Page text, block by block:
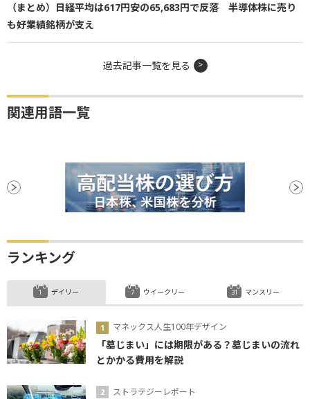
（まとめ）日経平均は617円安の65,683円で反落 半導体株に売り
も好業績銘柄が支え
過去記事一覧を見る
関連用語一覧
ランキング
デイリー
マネックス人生100年デザイン
「墓じまい」には期限がある？墓じまいの流れ
とかかる費用を解説
ストラテジーレポート
ウイークリー マンスリー